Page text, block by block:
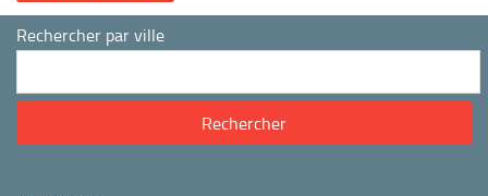
Rechercher par ville